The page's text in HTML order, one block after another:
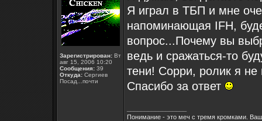
Зарегистрирован: Вт
авг 15, 2006 10:20
Сообщения: 39
Откуда: Сергиев
Посад...почти
Я играл в ТБП и мне
напоминающая IFH,
вопрос...Почему вы
ведь и сражаться-то
тени! Сорри, ролик я
Спасибо за ответ
Понимание - это меч с тремя кромками.